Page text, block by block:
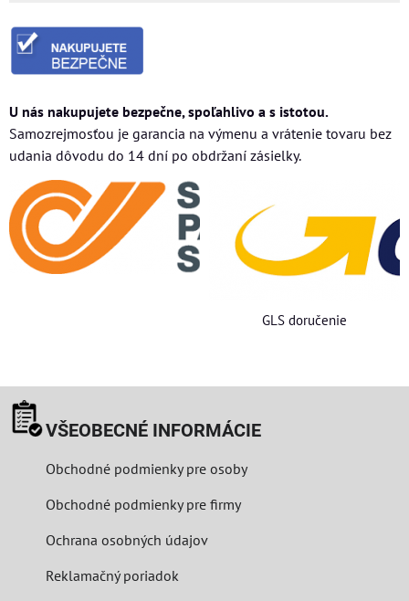
U nás nakupujete bezpečne, spoľahlivo a s istotou.
Samozrejmosťou je garancia na výmenu a vrátenie tovaru bez
udania dôvodu do 14 dní po obdržaní zásielky.
GLS doručenie
VŠEOBECNÉ INFORMÁCIE
Obchodné podmienky pre osoby
Obchodné podmienky pre firmy
Ochrana osobných údajov
Reklamačný poriadok